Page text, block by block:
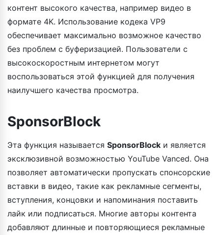
контент высокого качества, например видео в
формате 4K. Использование кодека VP9
обеспечивает максимально возможное качество
без проблем с буферизацией. Пользователи с
высокоскоростным интернетом могут
воспользоваться этой функцией для получения
наилучшего качества просмотра.
SponsorBlock
Эта функция называется SponsorBlock и является
эксклюзивной возможностью YouTube Vanced. Она
позволяет автоматически пропускать спонсорские
вставки в видео, такие как рекламные сегменты,
вступления, концовки и напоминания поставить
лайк или подписаться. Многие авторы контента
добавляют длинные и повторяющиеся рекламные